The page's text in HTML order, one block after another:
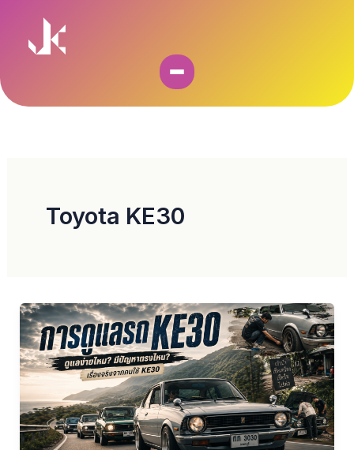
content
Toyota KE30